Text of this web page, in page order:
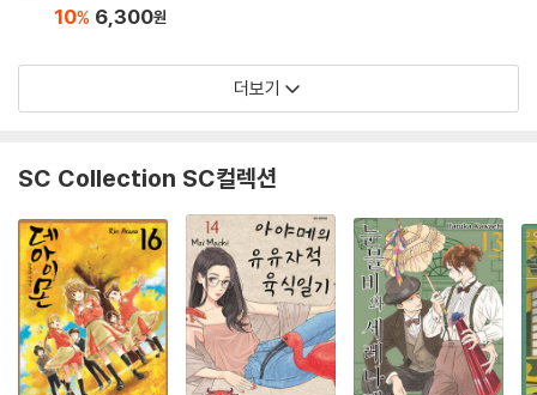
10% 6,300원
더보기
SC Collection SC컬렉션